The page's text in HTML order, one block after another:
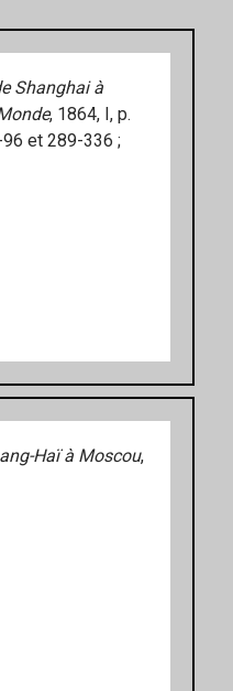
Shanghai à
, 1864, I, p.
et 289-336 ;
Haï à Moscou,